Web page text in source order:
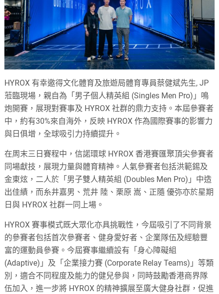
HYROX 有幸邀得文化體育及旅遊局體育專員蔡健斌先生, JP
蒞臨現場，親自為「男子個人精英組 (Singles Men Pro)」鳴
炮開賽，展現對賽事及 HYROX 社群的鼎力支持。本屆參賽者
中，約有30%來自海外，反映 HYROX 作為國際賽事的影響力
與日俱增，全球吸引力持續提升。
在周末三日賽程中，信諾環球 HYROX 香港賽匯聚頂尖參賽者
同場獻技，展現力量與體育精神。人氣參賽者包括洪範錫及
金東炫，二人於「男子雙人精英組 (Doubles Men Pro)」中造
出佳績，而糸井嘉男、荒井 陸、栗原 嵩、正隨 優弥亦於星期
日與 HYROX 社群一同上場。
HYROX 賽事模式既大眾化亦具挑戰性，今屆吸引了不同背景
的參賽者包括首次參賽者、健身愛好者、企業隊伍及經驗豐
富的運動員參賽。今屆賽事繼續設有「身心障礙組
(Adaptive)」及「企業接力賽 (Corporate Relay Teams)」等類
別，適合不同程度及能力的健兒參與，同時鼓勵香港商界隊
伍加入，進一步將 HYROX 的精神擴展至廣大健身社群，促進